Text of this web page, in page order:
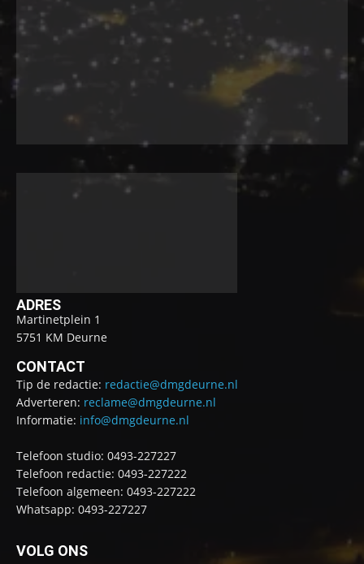
ADRES
Martinetplein 1
5751 KM Deurne
CONTACT
Tip de redactie: redactie@dmgdeurne.nl
Adverteren: reclame@dmgdeurne.nl
Informatie: info@dmgdeurne.nl
Telefoon studio: 0493-227227
Telefoon redactie: 0493-227222
Telefoon algemeen: 0493-227222
Whatsapp: 0493-227227
VOLG ONS